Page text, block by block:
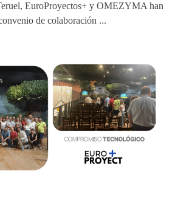
EuroProyectos+ y OMEZYMA han
de colaboración ...